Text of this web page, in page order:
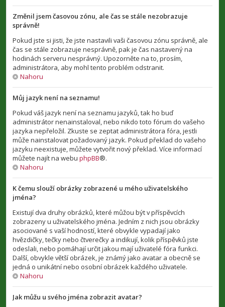
Změnil jsem časovou zónu, ale čas se stále nezobrazuje
správně!
Pokud jste si jisti, že jste nastavili vaši časovou zónu správně, ale
čas se stále zobrazuje nesprávně, pak je čas nastavený na
hodinách serveru nesprávný. Upozorněte na to, prosím,
administrátora, aby mohl tento problém odstranit.
Nahoru
Můj jazyk není na seznamu!
Pokud váš jazyk není na seznamu jazyků, tak ho buď
administrátor nenainstaloval, nebo nikdo toto fórum do vašeho
jazyka nepřeložil. Zkuste se zeptat administrátora fóra, jestli
může nainstalovat požadovaný jazyk. Pokud překlad do vašeho
jazyku neexistuje, můžete vytvořit nový překlad. Více informací
můžete najít na webu phpBB®.
Nahoru
K čemu slouží obrázky zobrazené u mého uživatelského
jména?
Existují dva druhy obrázků, které můžou být v příspěvcích
zobrazeny u uživatelského jména. Jedním z nich jsou obrázky
asociované s vaší hodností, které obvykle vypadají jako
hvězdičky, tečky nebo čtverečky a indikují, kolik příspěvků jste
odeslali, nebo pomáhají určit jakou mají uživatelé fóra funkci.
Další, obvykle větší obrázek, je známý jako avatar a obecně se
jedná o unikátní nebo osobní obrázek každého uživatele.
Nahoru
Jak můžu u svého jména zobrazit avatar?